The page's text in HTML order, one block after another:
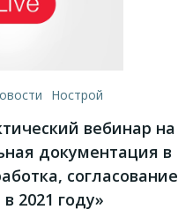
Нострой
вебинар на
документация в
согласование
2021 году»